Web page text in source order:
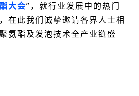
大会”，就行业发展中的热门
在此我们诚挚邀请各界人士相
氨酯及发泡技术全产业链盛